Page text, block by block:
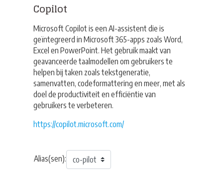
Copilot
Microsoft Copilot is een AI-assistent die is
geïntegreerd in Microsoft 365-apps zoals Word,
Excel en PowerPoint. Het gebruik maakt van
geavanceerde taalmodellen om gebruikers te
helpen bij taken zoals tekstgeneratie,
samenvatten, codeformattering en meer, met als
doel de productiviteit en efficiëntie van
gebruikers te verbeteren.
https://copilot.microsoft.com/
Alias(sen):